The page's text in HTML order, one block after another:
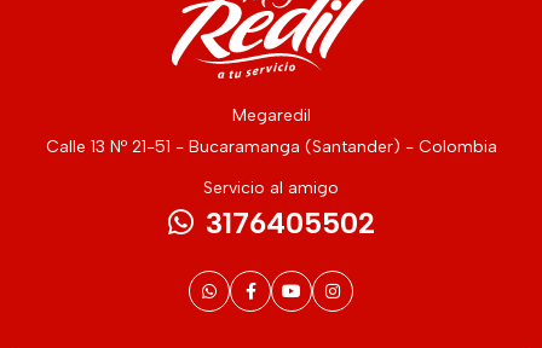
Megaredil
Calle 13 Nº 21-51 - Bucaramanga (Santander) - Colombia
Servicio al amigo
3176405502